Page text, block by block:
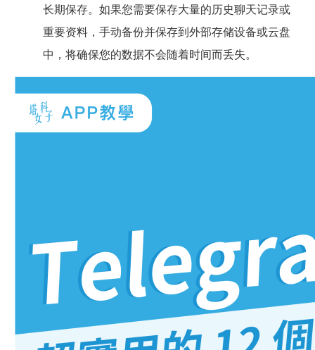
长期保存。如果您需要保存大量的历史聊天记录或
重要资料，手动备份并保存到外部存储设备或云盘
中，将确保您的数据不会随着时间而丢失。